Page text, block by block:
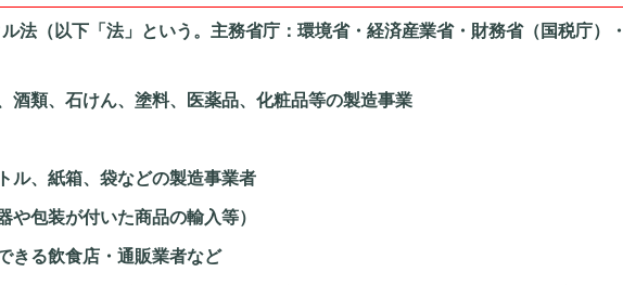
法（以下「法」という。主務省庁：環境省・経済産業省・財務省（国税庁）
酒類、石けん、塗料、医薬品、化粧品等の製造事業
・卸売業者
トル、紙箱、袋などの製造事業者
や包装が付いた商品の輸入等）
きる飲食店・通販業者など